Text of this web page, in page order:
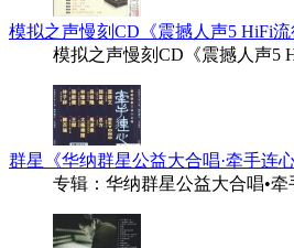
模拟之声慢刻CD《震撼人声5 HiFi流
模拟之声慢刻CD《震撼人声5
群星《华纳群星公益大合唱·牵手连
专辑：华纳群星公益大合唱•牵